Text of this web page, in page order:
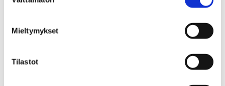
Mieltymykset
Tilastot
liiketoiminnan tulevaisuudesta. Prizztech Oy palvelee
yrityksiä koronaviruksen aiheuttamissa haasteissa ja